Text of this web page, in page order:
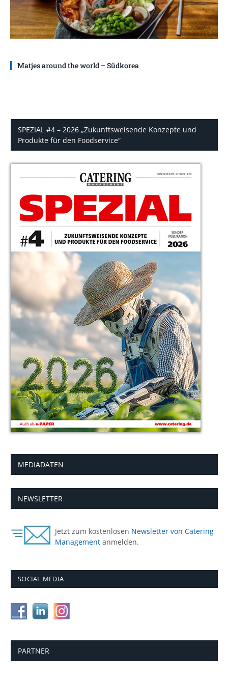
Matjes around the world – Südkorea
SPEZIAL #4 – 2026 „Zukunftsweisende Konzepte und
Produkte für den Foodservice“
MEDIADATEN
NEWSLETTER
Jetzt zum kostenlosen Newsletter von Catering
Management anmelden.
SOCIAL MEDIA
PARTNER